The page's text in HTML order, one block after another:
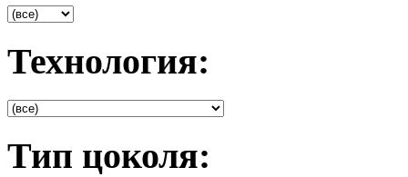
Технология:
Тип цоколя: